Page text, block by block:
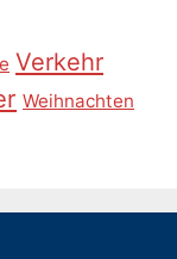
Verkehr
Weihnachten